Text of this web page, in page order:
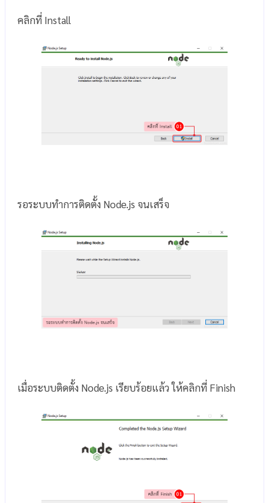
คลิกที่ Install
รอระบบทำการติดตั้ง Node.js จนเสร็จ
เมื่อระบบติดตั้ง Node.js เรียบร้อยแล้ว ให้คลิกที่ Finish